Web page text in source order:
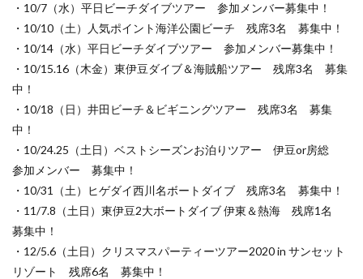
・10/7（水）平日ビーチダイブツアー 参加メンバー募集中！
・10/10（土）人気ポイント海洋公園ビーチ 残席3名 募集中！
・10/14（水）平日ビーチダイブツアー 参加メンバー募集中！
・10/15.16（木金）東伊豆ダイブ＆海賊船ツアー 残席3名 募集
中！
・10/18（日）井田ビーチ＆ビギニングツアー 残席3名 募集
中！
・10/24.25（土日）ベストシーズンお泊りツアー 伊豆or房総
参加メンバー 募集中！
・10/31（土）ヒゲダイ西川名ボートダイブ 残席3名 募集中！
・11/7.8（土日）東伊豆2大ボートダイブ 伊東＆熱海 残席1名
募集中！
・12/5.6（土日）クリスマスパーティーツアー2020 in サンセット
リゾート 残席6名 募集中！